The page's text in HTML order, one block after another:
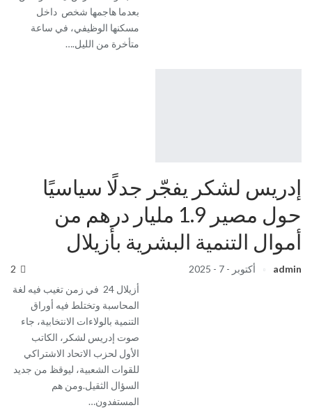
بعدما هاجمها شخص داخل
مسكنها الوظيفي، في ساعة
متأخرة من الليل.…
إدريس لشكر يفجّر جدلًا سياسيًا
حول مصير 1.9 مليار درهم من
أموال التنمية البشرية بأزيلال
admin أكتوبر - 7 - 2025
أزيلال 24 في زمن تغيب فيه لغة
المحاسبة وتختلط فيه أوراق
التنمية بالولاءات الانتخابية، جاء
صوت إدريس لشكر، الكاتب
الأول لحزب الاتحاد الاشتراكي
للقوات الشعبية، ليوقظ من جديد
السؤال الثقيل.ومن هم
المستفدون…